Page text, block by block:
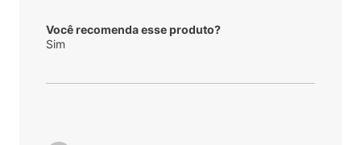
Você recomenda esse produto?
Sim